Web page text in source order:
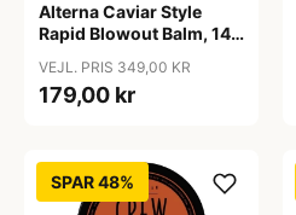
Alterna Caviar Style
Rapid Blowout Balm, 147
VEJL. PRIS 349,00 KR
179,00 kr
SPAR 48%